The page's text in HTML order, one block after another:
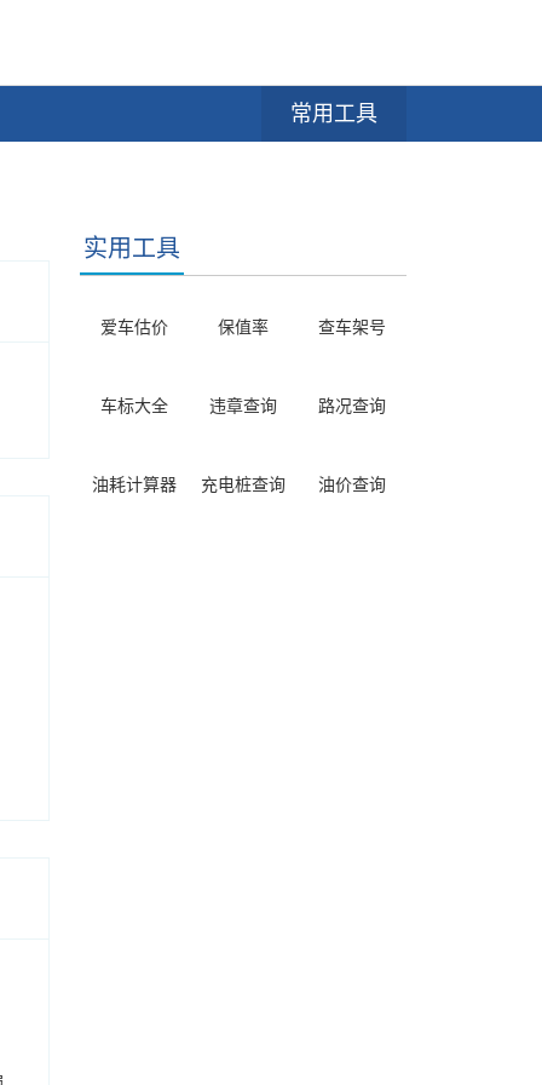
常用工具
实用工具
爱车估价 保值率 查车架号
车标大全 违章查询 路况查询
油耗计算器 充电桩查询 油价查询